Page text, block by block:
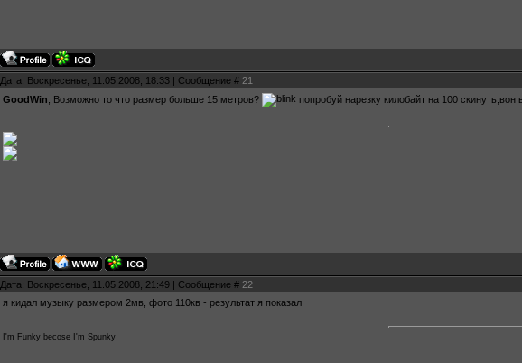
Дата: Воскресенье, 11.05.2008, 18:33 | Сообщение # 21
GoodWin , Возможно то что размер больше 15 метров? попробуй нарезку килобайт на 100
Дата: Воскресенье, 11.05.2008, 21:49 | Сообщение # 22
я кидал музыку размером 2мв, фото 110кв - результат я показал
I'm Funky becose I'm Spunky